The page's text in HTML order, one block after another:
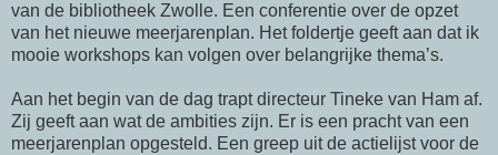
van de bibliotheek Zwolle. Een conferentie over de opzet
van het nieuwe meerjarenplan. Het foldertje geeft aan dat ik
mooie workshops kan volgen over belangrijke thema’s.
Aan het begin van de dag trapt directeur Tineke van Ham af.
Zij geeft aan wat de ambities zijn. Er is een pracht van een
meerjarenplan opgesteld. Een greep uit de actielijst voor de